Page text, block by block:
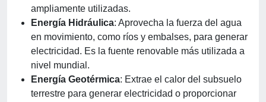
ampliamente utilizadas.
Energía Hidráulica: Aprovecha la fuerza del agua
en movimiento, como ríos y embalses, para generar
electricidad. Es la fuente renovable más utilizada a
nivel mundial.
Energía Geotérmica: Extrae el calor del subsuelo
terrestre para generar electricidad o proporcionar